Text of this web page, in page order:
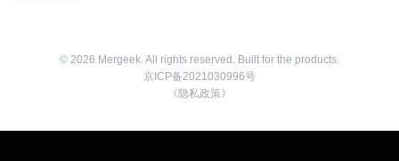
© 2026 Mergeek. All rights reserved. Built for the products.
京ICP备2021030996号
《隐私政策》